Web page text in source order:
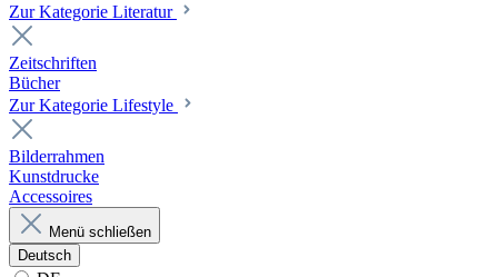
Zur Kategorie Literatur
Zeitschriften
Bücher
Zur Kategorie Lifestyle
Bilderrahmen
Kunstdrucke
Accessoires
Menü schließen
Deutsch